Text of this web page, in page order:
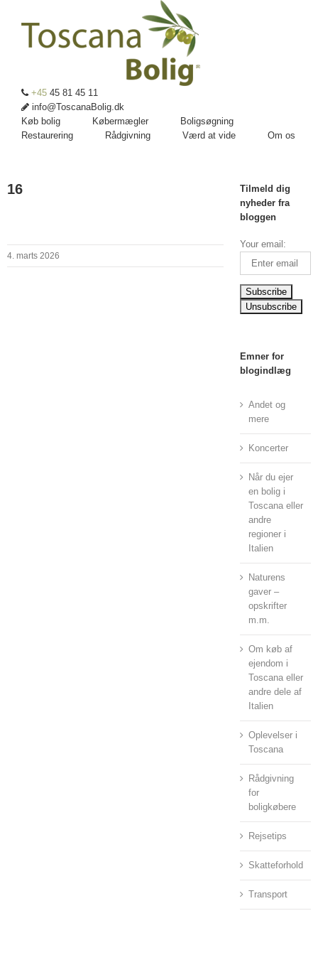
+45 45 81 45 11
info@ToscanaBolig.dk
Køb bolig
Købermægler
Boligsøgning
Restaurering
Rådgivning Værd at vide Om os
16
4. marts 2026
Tilmeld dig
nyheder fra
bloggen
Your email:
Emner for
blogindlæg
Andet og
mere
Koncerter
Når du ejer
en bolig i
Toscana eller
andre
regioner i
Italien
Naturens
gaver –
opskrifter
m.m.
Om køb af
ejendom i
Toscana eller
andre dele af
Italien
Oplevelser i
Toscana
Rådgivning
for
boligkøbere
Rejsetips
Skatteforhold
Transport